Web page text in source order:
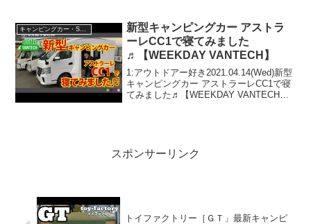
き2021....
キャンピングカー・SUV人気車種
新型キャンピングカー アストラ
ーレCC1で寝てみました
♬【WEEKDAY VANTECH】
1:アウトドアー好き2021.04.14(Wed)新型
キャンピングカー アストラーレCC1で寝
てみました♬【WEEKDAY VANTECH】
スポンサーリンク
トイファクトリー［ＧＴ」最新キャンピ